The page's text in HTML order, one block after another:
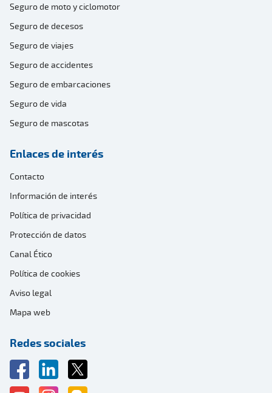
Seguro de moto y ciclomotor
Seguro de decesos
Seguro de viajes
Seguro de accidentes
Seguro de embarcaciones
Seguro de vida
Seguro de mascotas
Enlaces de interés
Contacto
Información de interés
Política de privacidad
Protección de datos
Canal Ético
Política de cookies
Aviso legal
Mapa web
Redes sociales